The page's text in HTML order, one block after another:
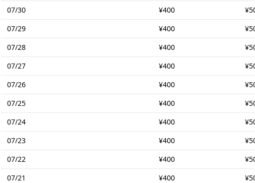
07/30
¥400
07/29
¥400
07/28
¥400
07/27
¥400
07/26
¥400
07/25
¥400
07/24
¥400
07/23
¥400
07/22
¥400
07/21
¥400